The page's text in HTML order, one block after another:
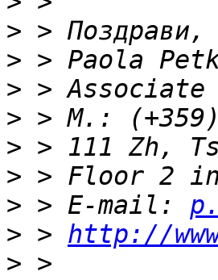
>
>
> > Associate
>
>
>
> > E-mail:
> > http://
>